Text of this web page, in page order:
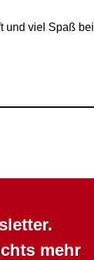
und viel Spaß
mehr